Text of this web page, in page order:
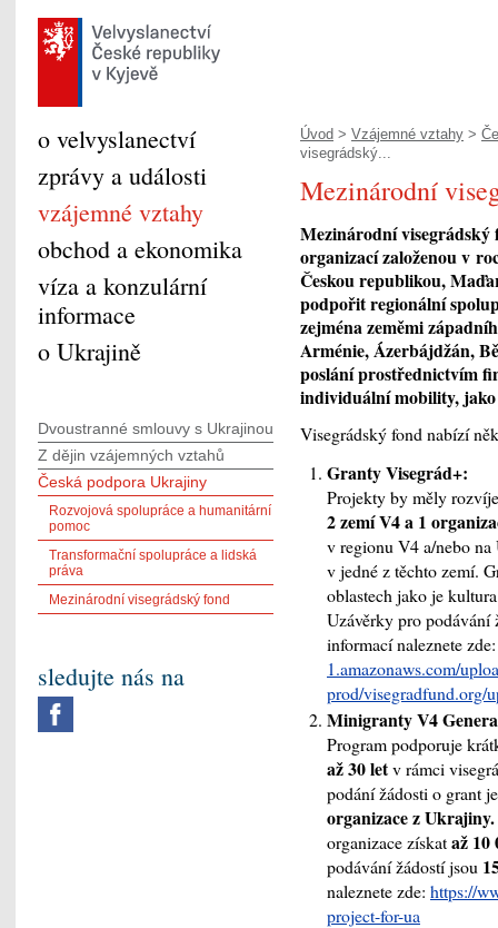
Úvod > Vzájemné vztahy >
visegrádský...
Mezinárodní
Mezinárodní
organizací založenou v
Českou republikou,
podpořit regionální
zejména zeměmi
Arménie, Ázerbájdžán,
poslání prostřednictvím
individuální mobility,
Visegrádský fond nabízí
Granty Visegrád+:
Projekty by měly
2 zemí V4 a 1
v regionu V4 a/nebo
v jedné z těchto zemí.
oblastech jako je
Uzávěrky pro podávání
informací naleznete
1.amazonaws.com/
prod/visegradfund.org/
Minigranty V4
Program podporuje
až 30 letv rámci
podání žádosti o grant
organizace z Ukrajiny.
organizace získataž 10
podávání žádostí jsou
naleznete zde: https://
project-for-ua
o velvyslanectví
zprávy a události
vzájemné vztahy
obchod a ekonomika
víza a konzulární
informace
o Ukrajině
Dvoustranné smlouvy s Ukrajinou
Z dějin vzájemných vztahů
Česká podpora Ukrajiny
Rozvojová spolupráce a humanitární
pomoc
Transformační spolupráce a lidská
práva
Mezinárodní visegrádský fond
sledujte nás na